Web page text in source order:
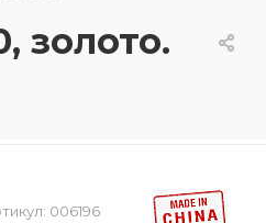
золото.
006196